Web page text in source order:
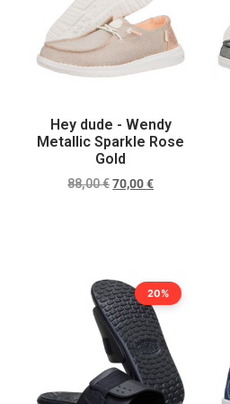
Hey dude - Wendy
Metallic Sparkle Rose
Gold
88,00€70,00€
20%